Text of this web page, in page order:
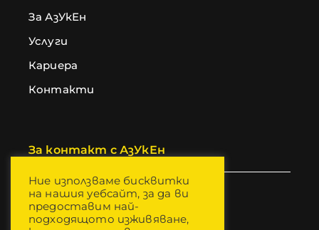
За АзУкЕн
Услуги
Кариера
Контакти
За контакт с АзУкЕн
+359 882 423 774
+359 882 010 139
Ние използваме бисквитки
на нашия уебсайт, за да ви
предоставим най-
подходящото изживяване,